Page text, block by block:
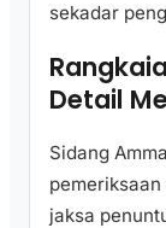
sekadar
Detail
Sidang
jaksa